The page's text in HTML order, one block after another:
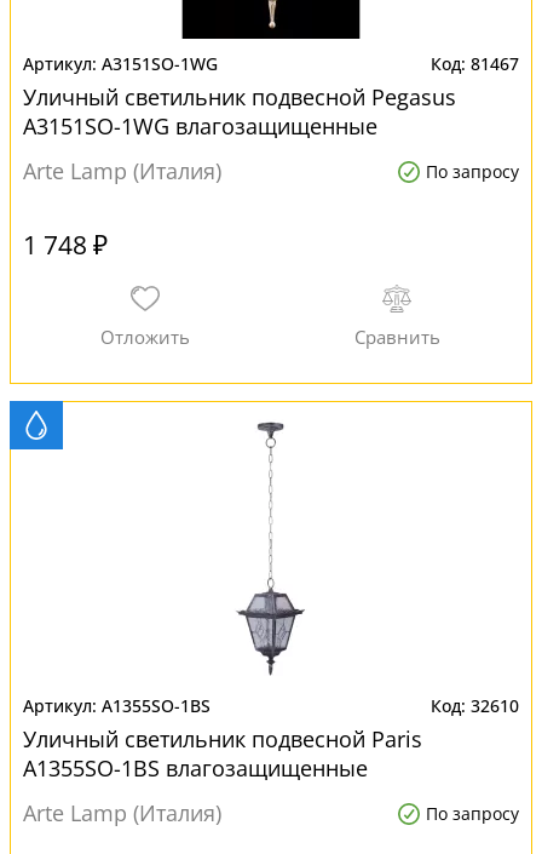
A3151SO-1WG 81467
Уличный светильник подвесной Pegasus
A3151SO-1WG влагозащищенные
Arte Lamp (Италия)
По запросу
1 748 ₽
A1355SO-1BS 32610
Уличный светильник подвесной Paris
A1355SO-1BS влагозащищенные
Arte Lamp (Италия)
По запросу